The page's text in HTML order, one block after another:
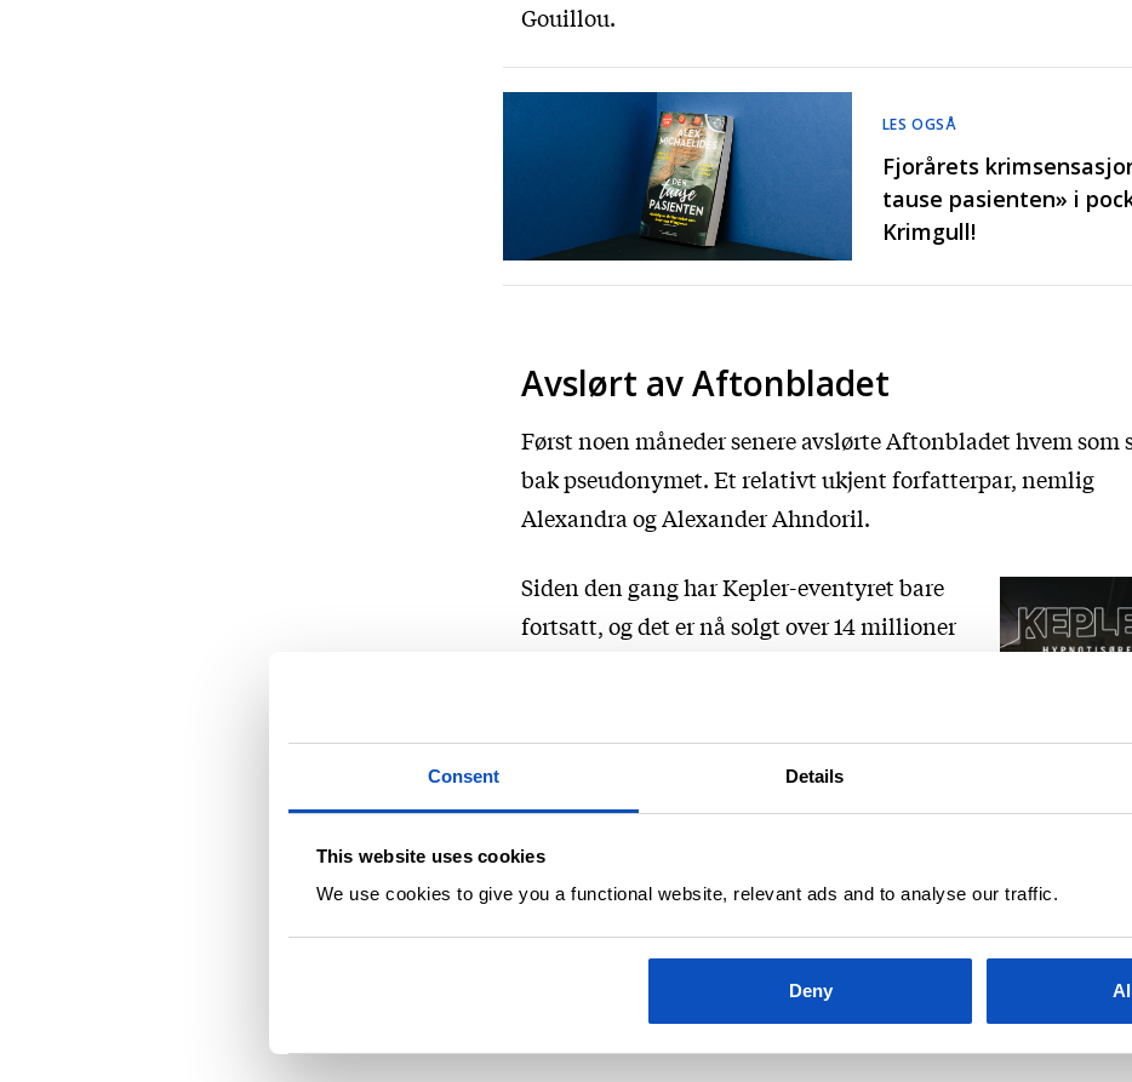
Consent Details
This website uses cookies
We use cookies to give you a functional website, relevant ads and to analyse our traffic.
Deny
Gouillou.
LES OGSÅ
Fjorårets
tause pasienten» i
Krimgull!
Avslørt av Aftonbladet
Først noen måneder senere avslørte Aftonbladet hvem som
bak pseudonymet. Et relativt ukjent forfatterpar, nemlig
Alexandra og Alexander Ahndoril.
(Black Edition)
Lars Kepler,
Gundersen
Siden den gang har Kepler-eventyret bare
fortsatt, og det er nå solgt over 14 millioner
leste ekteparet Ahndoril
boken på nytt. Til tross for at boken hadde
høstet gode kritikker da den kom, følte de
at de hadde utviklet forfatterskapet videre.
endte fort opp med å skrive om hele boken